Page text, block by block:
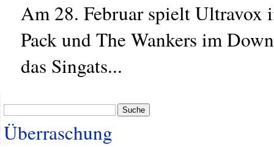
Am 28. Februar spielt
Pack und The Wankers im
das Singats...
Suche
Überraschung